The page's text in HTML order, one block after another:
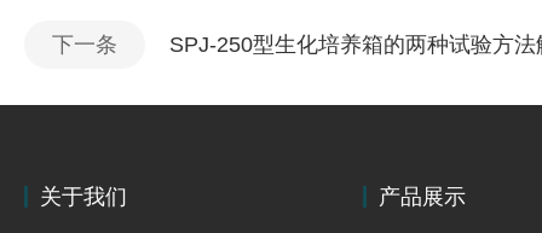
下一条 SPJ-250型生化培养箱的两种试验方法
关于我们 产品展示